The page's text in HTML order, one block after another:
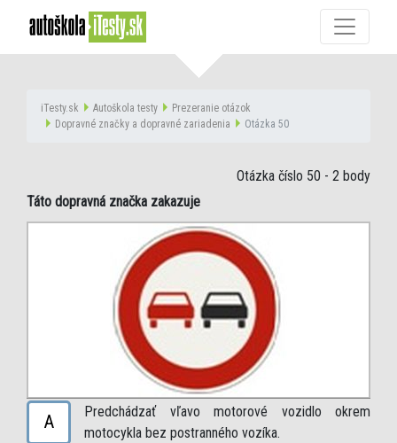
iTesty.sk Autoškola testy
Prezeranie otázok
Dopravné značky a dopravné zariadenia
Otázka 50
Otázka číslo 50 - 2 body
Táto dopravná značka zakazuje
A
Predchádzať vľavo motorové vozidlo okrem
motocykla bez postranného vozíka.